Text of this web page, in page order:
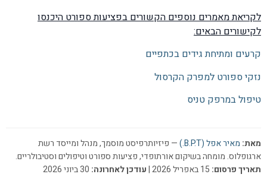
לקריאת מאמרים נוספים הקשורים בפציעות ספורט היכנסו
לקישורים הבאים:
קרעים ומתיחת גידים בכתפיים
נזקי ספורט למפרק הקרסול
טיפול במרפק טניס
מאת: מאיר אפל (B.P.T.)
— פיזיותרפיסט מוסמך, מנהל ומייסד רשת
ארגופלוס. מומחה בשיקום אורתופדי, פציעות ספורט וטיפולים וסטיבולריים.
תאריך פרסום:
עודכן לאחרונה: